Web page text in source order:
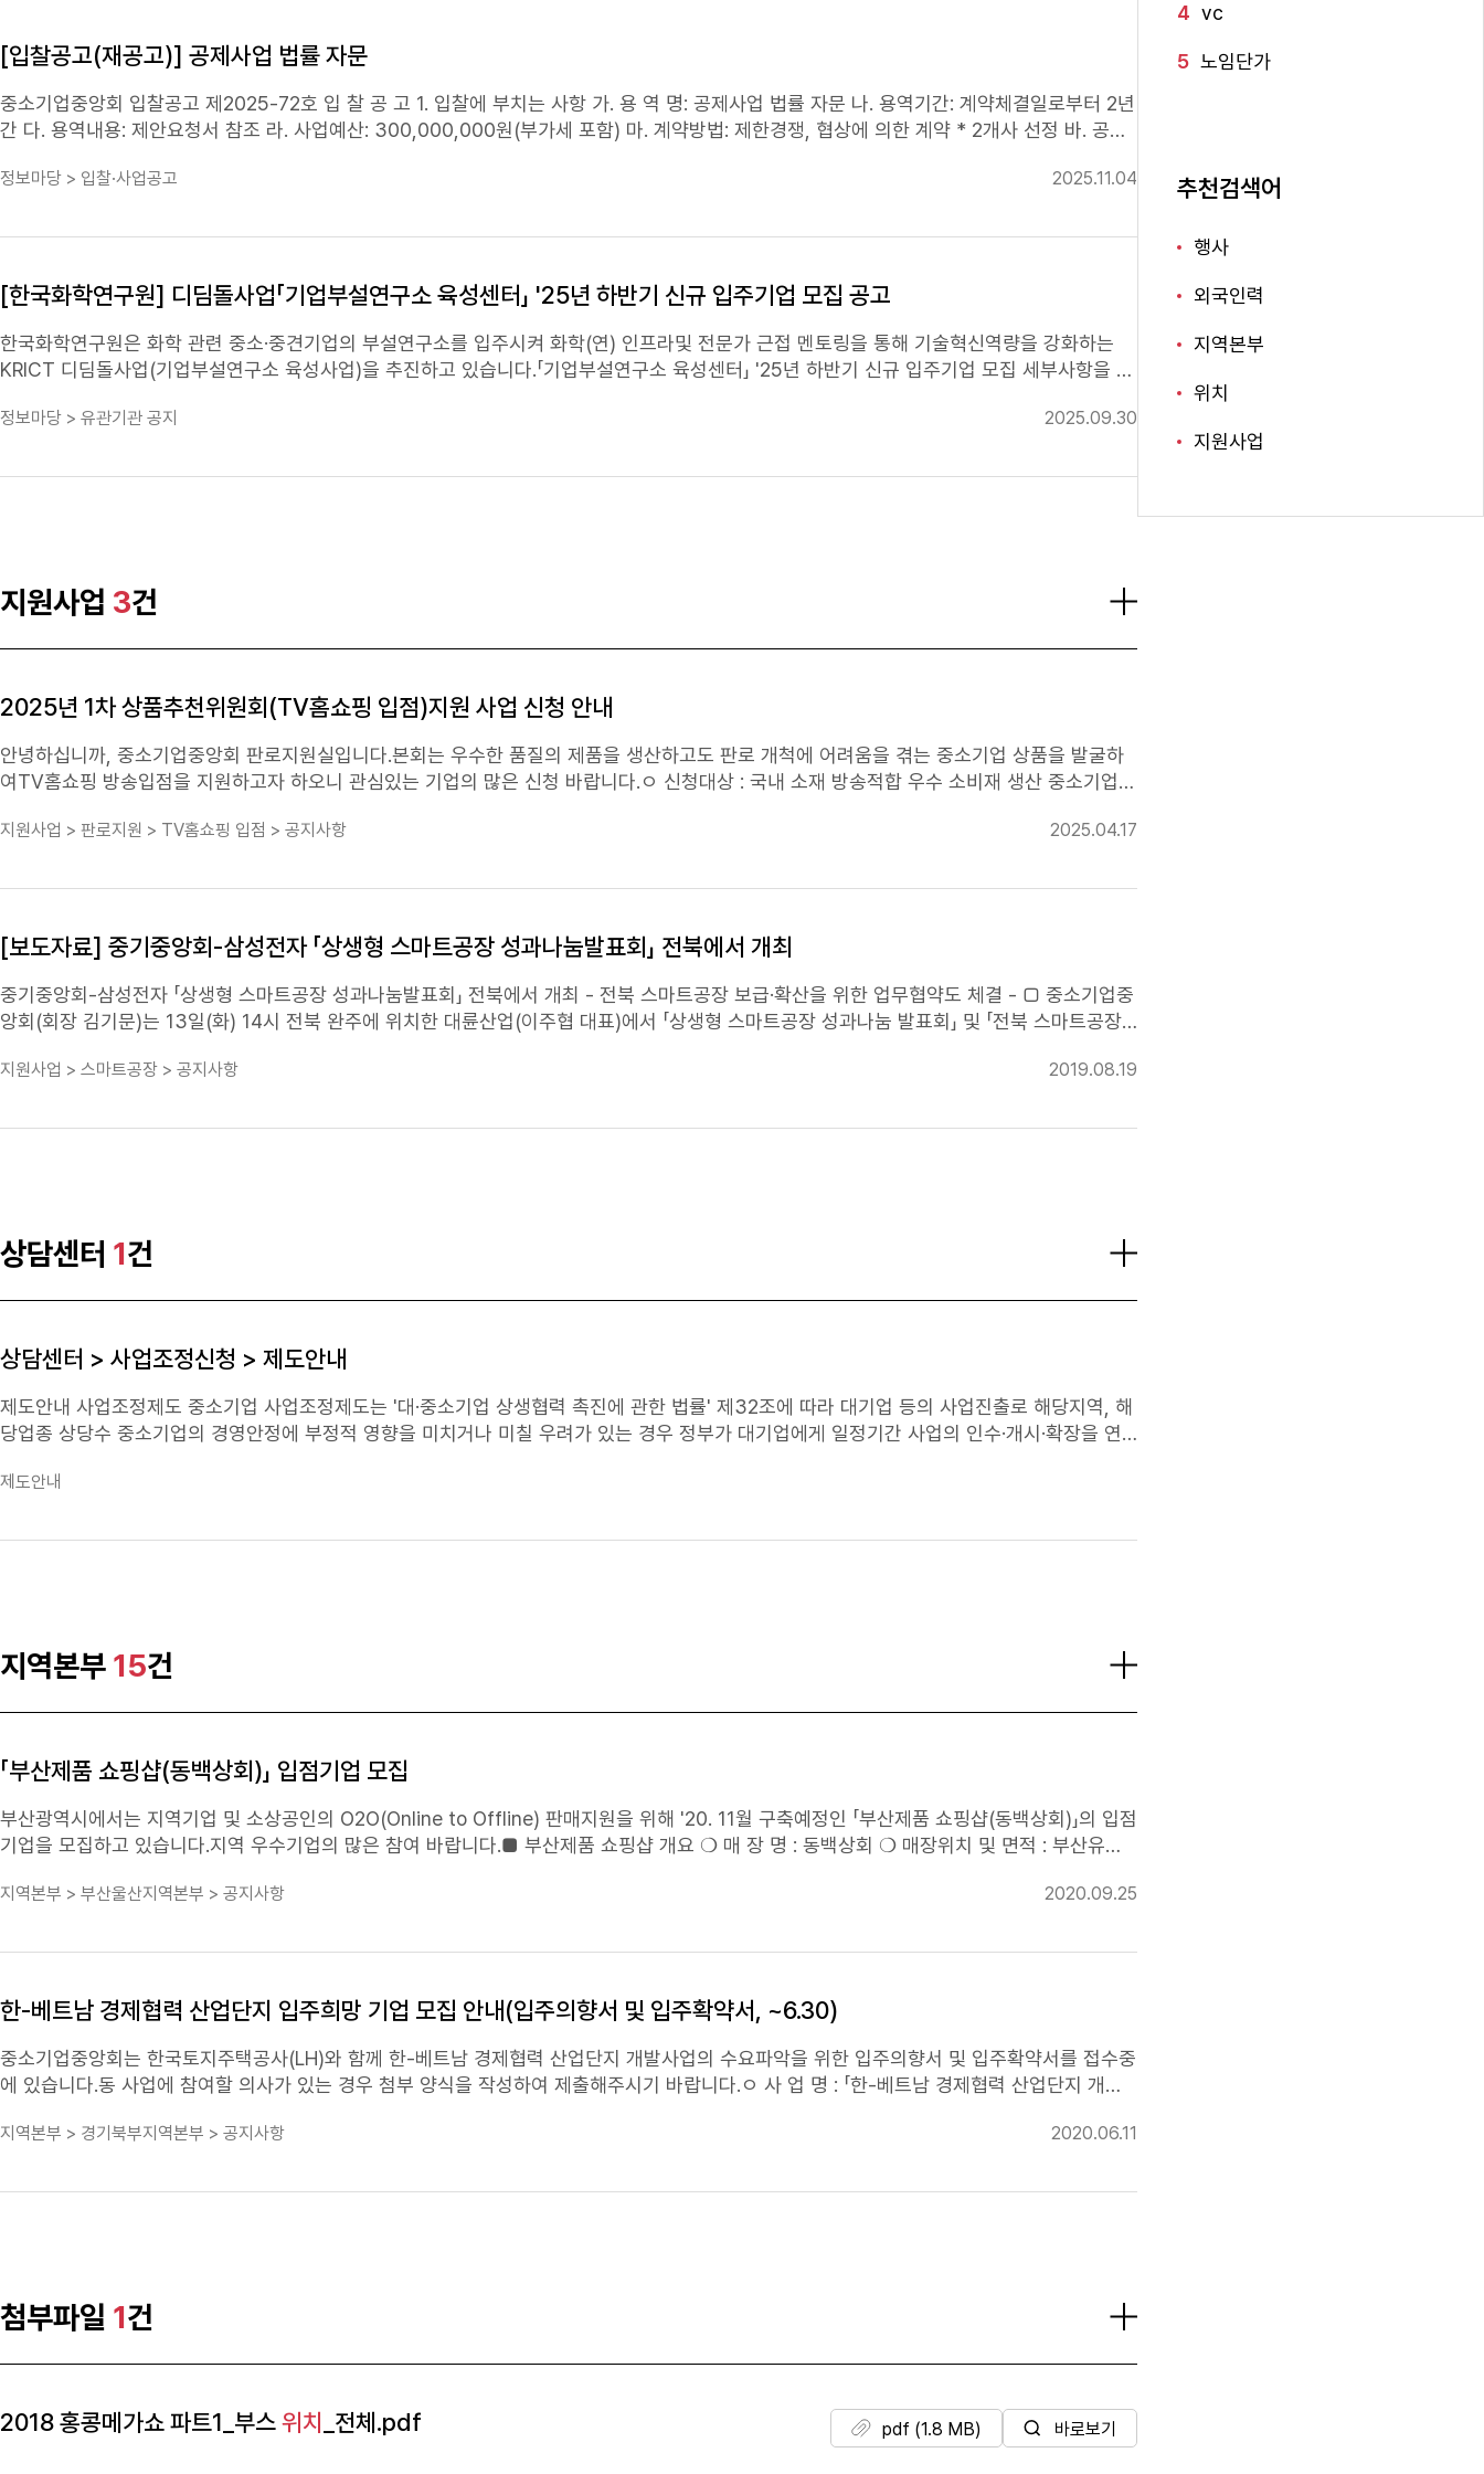
[입찰공고(재공고)] 공제사업 법률 자문
중소기업중앙회 입찰공고 제2025-72호 입 찰 공 고 1. 입찰에 부치는 사항 가. 용 역 명: 공제사업 법률 자문 나. 용역기간: 계약체결일로부터 2년
간 다. 용역내용: 제안요청서 참조 라. 사업예산: 300,000,000원(부가세 포함) 마. 계약방법: 제한경쟁, 협상에 의한 계약 * 2개사 선정 바. 공고
(수) 11:00, 본회 총무회계실(5층) - 평일 09:00~18:00 (※토요일  일요일  휴일은 제외, 우편접수는 불가) 2. 입찰참가자격 가.『변호사법』 에
않는 업체 다. 주된 사무소 소재지가 서울특별시에위치한 업체 라. 위의 요건을 충족한 업체 중에서 입찰등록 및 제안서 접수 마감일시까지 입찰
찰자 결정 방법 입찰참가자로부터 제안서를 제출받아 내부 평가위원회에서 평가한 후, 가격평가점수 합산을 통하여 우선협상자를 결정합니다. 기
타 세부사항은 제안요청서를 참고하여 주시기 바랍니다.※ 재공고에도 불구하고 입찰참가자가 단독응찰일 경우 평가방식을 적합성 평가로 대체할
수 있습니다. 5. 입찰보증금 납부 및 귀속 입찰참가자는 입찰서류 신청시 입찰금액의 10/100에 해당하는 입찰보증금을 입찰보증보험증권 또는
현금으로 본회에 납부하여야 합니다. 6. 입찰의 무효 국가를 당사자로 하는 계약에 관한 법률, 동 시행령, 동 시행규칙의 규정에 의합니다. 7. 기타
다. 입찰참가자는 제안요청서, 용역계약일반조건 등 모든 사항을 숙지하고 입찰에 참가하여야 합니다. 이를 숙지하지 못한 모든 책임은 입찰자에
참가하는 자는 청렴계약 이행을 위해 첨부한 청렴계약입찰 특별유의서 및 청렴계약특수조건을 자세히 알고 입찰에 참가하여야 합니다. 바. 기타
정보마당 > 입찰·사업공고 2025.11.04
[한국화학연구원] 디딤돌사업「기업부설연구소 육성센터」 '25년 하반기 신규 입주기업 모집 공고
한국화학연구원은 화학 관련 중소·중견기업의 부설연구소를 입주시켜 화학(연) 인프라및 전문가 근접 멘토링을 통해 기술혁신역량을 강화하는
KRICT 디딤돌사업(기업부설연구소 육성사업)을 추진하고 있습니다.「기업부설연구소 육성센터」 '25년 하반기 신규 입주기업 모집 세부사항을 다
에 가입되며, 멤버십기업 관련 지원을 받을 수 있음 ○ 입주 시기 : 2026년 1월(예정) ○ 입주
: 대전광역시 유성구 가정로 141 한국화학연구
규정에 따라 설립된 연구소기업 또는 연구원창업기업 * 부설연구소(연구부서) 설립 계획 중인 기업은 선정 시, 입주 후 3개월 이내 '기업부설연구
내용은 첨부된 공고문 및 붙임 파일을 참고해 주시기 바랍니다.
정보마당 > 유관기관 공지 2025.09.30
지원사업 3건
2025년 1차 상품추천위원회(TV홈쇼핑 입점)지원 사업 신청 안내
안녕하십니까, 중소기업중앙회 판로지원실입니다.본회는 우수한 품질의 제품을 생산하고도 판로 개척에 어려움을 겪는 중소기업 상품을 발굴하
여TV홈쇼핑 방송입점을 지원하고자 하오니 관심있는 기업의 많은 신청 바랍니다.ㅇ 신청대상 : 국내 소재 방송적합 우수 소비재 생산 중소기업 *
랜드 불가, 벤더사 신청 불가ㅇ 지원내용 : 홈쇼핑 생방송 50분 진행(1회) 우대 수수료 : 전화 주문 8%, 모바일 주문 22%(일반 홈쇼핑 방송 시 수
직접 부담ㅇ 신청기간 : ~ 5. 8(목) 18시까지ㅇ 제출서류 - 신청서[서식1] - 개인정보동의서 [서식2] - 중소기업확인서(유효기간 이내)ㅇ 신청방
홈앤쇼핑상품추천위원회 * 최종 방송 입점 결과는 6월 중순 안내 예정ㅇ 방송시기 : 2025년 하반기 방송(MD와 방송일정 협의)※ 상품추천위원
회와 일사천리 사업 비교 상품추천위원회(상추위)일사천리사업목적, 지원내용동일방송사홈앤쇼핑지원 대상노란우산공제 가입자(2025년 1차 기
준)해당 지방자치단체 내에위치한 중소기업최종 심사 주체중소기업 우수상품 추천위원회각 지역별 선정위원회접수 시기연 2회, 상‧하반기(4~5
월 / 10~11월)1~3월 중※ FAQQ. 반드시 노란우산공제 가입자여야 하나요?A. 2025년 1차 홈쇼핑 사업의 경우 노란우산공제에서 지원하고 있어,
요?A. 노란우산 10년 이상 장기가입자는 3차 심사 시에 가점 3점 부여됩니다.노란우산 관련정보 확인
지원사업 > 판로지원 > TV홈쇼핑 입점 > 공지사항 2025.04.17
[보도자료] 중기중앙회-삼성전자 「상생형 스마트공장 성과나눔발표회」 전북에서 개최
중기중앙회-삼성전자 「상생형 스마트공장 성과나눔발표회」 전북에서 개최 - 전북 스마트공장 보급·확산을 위한 업무협약도 체결 - □ 중소기업중
앙회(회장 김기문)는 13일(화) 14시 전북 완주에 위치 한 대륜산업(이주협 대표)에서 「상생형 스마트공장 성과나눔 발표회」 및 「전북 스마트공장
의 중소기업이 쉽게 벤치마킹 할 수 있도록 마련된 행사이다. ㅇ 이날 행사에는 △전라북도 △전북지방중소벤처기업청 △중소기업중앙회 전북지
진을 위한 업무협약을 맺었으며, ㅇ △송하진 전북도지사 △두완정 중소기업중앙회 전북중소기업회장 △김종호 삼성전자 사장 △양찬회 중소기
응 가능한 ERP 시스템을 구축하여 Data 입력 시간 및 서류작업시간 감소, 생산현장 실시간 정보처리가 가능해졌다. ㅇ 이러한 노력 덕분에 불량
력한다면 전북 지역 중소기업들의 스마트공장 보급·확산에 큰 도움이 될 것으로 기대된다”고 밝혔다. □ 한편 중기중앙회는 향후에도 스마트공장
을 통한 일자리 개선, 제조노하우 전수, 판로지원 등의 성과나눔 발표회를 다양한 방식으로 개최할 예정이며, 상생형 스마트공장 성과나눔 발표회
세부내용은 추후 사례집과 유튜브로 제작되어 도입을 희망하는 기업에게 공개할 예정이다. 붙 임 : 행사 사진
지원사업 > 스마트공장 > 공지사항 2019.08.19
상담센터 1건
상담센터 > 사업조정신청 > 제도안내
제도안내 사업조정제도 중소기업 사업조정제도는 '대·중소기업 상생협력 촉진에 관한 법률' 제32조에 따라 대기업 등의 사업진출로 해당지역, 해
당업종 상당수 중소기업의 경영안정에 부정적 영향을 미치거나 미칠 우려가 있는 경우 정부가 대기업에게 일정기간 사업의 인수·개시·확장을 연
발생 등 심각한 사회·경제적 부정적 파급효과 및 갈등 완화 사업조정 신청요건 신청인 해당지역, 해당업종의 중소기업자단체/중소기업자단체가
간 대기업 등이 사업을 인수·개시·확장일로부터 180일 이내 실질적 요건 대기업 등이 사업을 인수·개시·확장함으로써 해당지역·해당업종의 중소
경우와 개별 중소기업이 신청하는 경우로 구분 → 각 경우에 따른 신청서 작성 후 제반서류와 함께 하단 접수처로 우편 발송 사업조정신청서양식
제도안내
지역본부 15건
「부산제품 쇼핑샵(동백상회)」 입점기업 모집
부산광역시에서는 지역기업 및 소상공인의 O2O(Online to Offline) 판매지원을 위해 '20. 11월 구축예정인 「부산제품 쇼핑샵(동백상회)」의 입점
기업을 모집하고 있습니다.지역 우수기업의 많은 참여 바랍니다.■ 부산제품 쇼핑샵 개요 ❍ 매 장 명 : 동백상회 ❍ 매장위치 및 면적 : 부산유라
입점규모 : 30개사 250여 품목 ❍ 입점기간 : 2020. 11월 ~ 2021. 4월(6개월) ❍ 지원내용 : 동백상회 온라인몰 및 오프라인 입점을 통한 판매
입점여부와 상관없이 온라인몰 입점은 상시 가능(12월 이후)■ 신청 및 접수 ❍ 모집기간 : 2020. 9. 21.(월) ~ 10. 5.(월) 17:00까지 ❍ 신청방법
http://www.madeinbusan.kr - ② 입점신청서 작성 후 이메일 제출 : phfw20@bepa.kr ❍ 제출서류 - 참가신청서 1부(서식1) - 제품상세소개
phfw20@bepa.kr)붙임 1. 부산제품 쇼핑샵 입점기업 모집 공고문 2. 제출서류 서식(입점신청서 등)
지역본부 > 부산울산지역본부 > 공지사항 2020.09.25
한-베트남 경제협력 산업단지 입주희망 기업 모집 안내(입주의향서 및 입주확약서, ~6.30)
중소기업중앙회는 한국토지주택공사(LH)와 함께 한-베트남 경제협력 산업단지 개발사업의 수요파악을 위한 입주의향서 및 입주확약서를 접수중
에 있습니다.동 사업에 참여할 의사가 있는 경우 첨부 양식을 작성하여 제출해주시기 바랍니다.ㅇ 사 업 명 : 「한-베트남 경제협력 산업단지 개발
이 하이퐁 빅닌으로 이어지는 삼각 경제벨트 중심에
ㅇ 면 적 : 143ha(약 1.43km2, 구 43만평)ㅇ 사업기간 : 2020년~ 2070년(총 50년
국토지주택공사 베트남사업부 055-922-4393, 4395​ / 중소기업중앙회 국제통상부 02-2124-3163
지역본부 > 경기북부지역본부 > 공지사항 2020.06.11
첨부파일 1건
2018 홍콩메가쇼 파트1_부스위치 _전체.pdf pdf (1.8 MB) 바로보기
4 vc
5 노임단가
추천검색어
행사
외국인력
지역본부
위치
지원사업